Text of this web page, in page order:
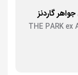
گاردنز
THE PARK ex